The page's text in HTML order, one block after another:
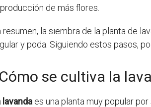
de más flores.
resumen, la siembra de la planta de
y poda. Siguiendo estos pasos,
se cultiva la
lavanda es una planta muy popular